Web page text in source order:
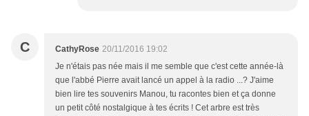
C CathyRose 20/11/2016 19:02
Je n'étais pas née mais il me semble que c'est cette année-là
que l'abbé Pierre avait lancé un appel à la radio ...? J'aime
bien lire tes souvenirs Manou, tu racontes bien et ça donne
un petit côté nostalgique à tes écrits ! Cet arbre est très